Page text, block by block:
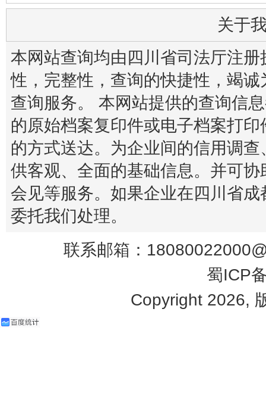
关于
本网站查询均由四川省司法厅注
性，完整性，查询的快捷性，竭
查询服务。 本网站提供的查询信
的原始档案复印件或电子档案打
的方式送达。为企业间的信用调
供客观、全面的基础信息。并可
会见等服务。如果企业在四川省
委托我们处理。
联系邮箱：
蜀ICP
Copyright 2026,